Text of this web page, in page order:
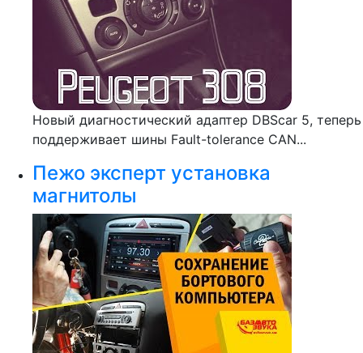
Новый диагностический адаптер DBScar 5, теперь
поддерживает шины Fault-tolerance CAN...
Пежо эксперт установка
магнитолы